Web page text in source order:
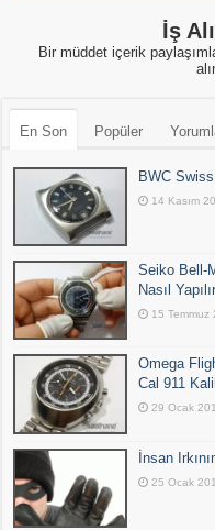
İş
Bir müddet içerik
En Son Popüler
BWC
14 Kasım
Seiko Bell-
Nasıl
15 Temmuz
Omega
Cal 911
29 Ocak
İnsan
25 Ocak